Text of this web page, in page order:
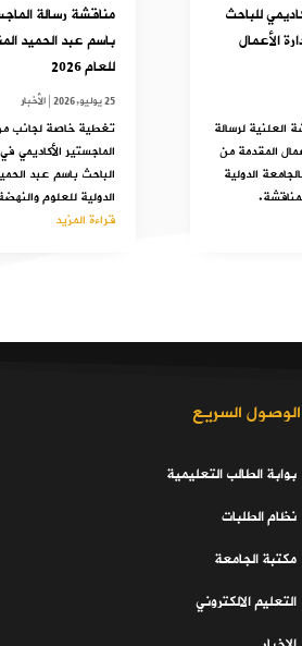
للباحث
الأعمال
لرسالة
المقدمة من
الدولية
مناقشة رسالة
باسم عبد الحميد
للعام 2026
25 يوليو,2026 |الأخبار
تغطية خاصة لجانب من
الماجستير الأكاديمي
الباحث باسم عبد
الدولية للعلوم
قراءة المزيد
الوصول السريع
بوابة الطالب التعليمية
نظام الطلبات
مكتبة الجامعة
التعليم الالكتروني